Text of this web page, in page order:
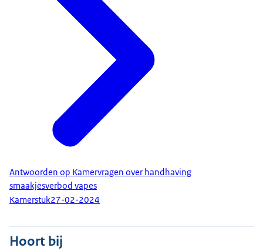
Antwoorden op Kamervragen over handhaving
smaakjesverbod vapes
Kamerstuk27-02-2024
Hoort bij